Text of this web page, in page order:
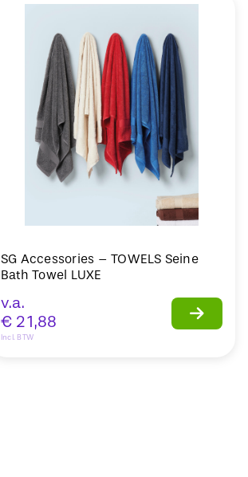
SG Accessories – TOWELS Seine
Bath Towel LUXE
v.a.
€ 21,88
Incl. BTW